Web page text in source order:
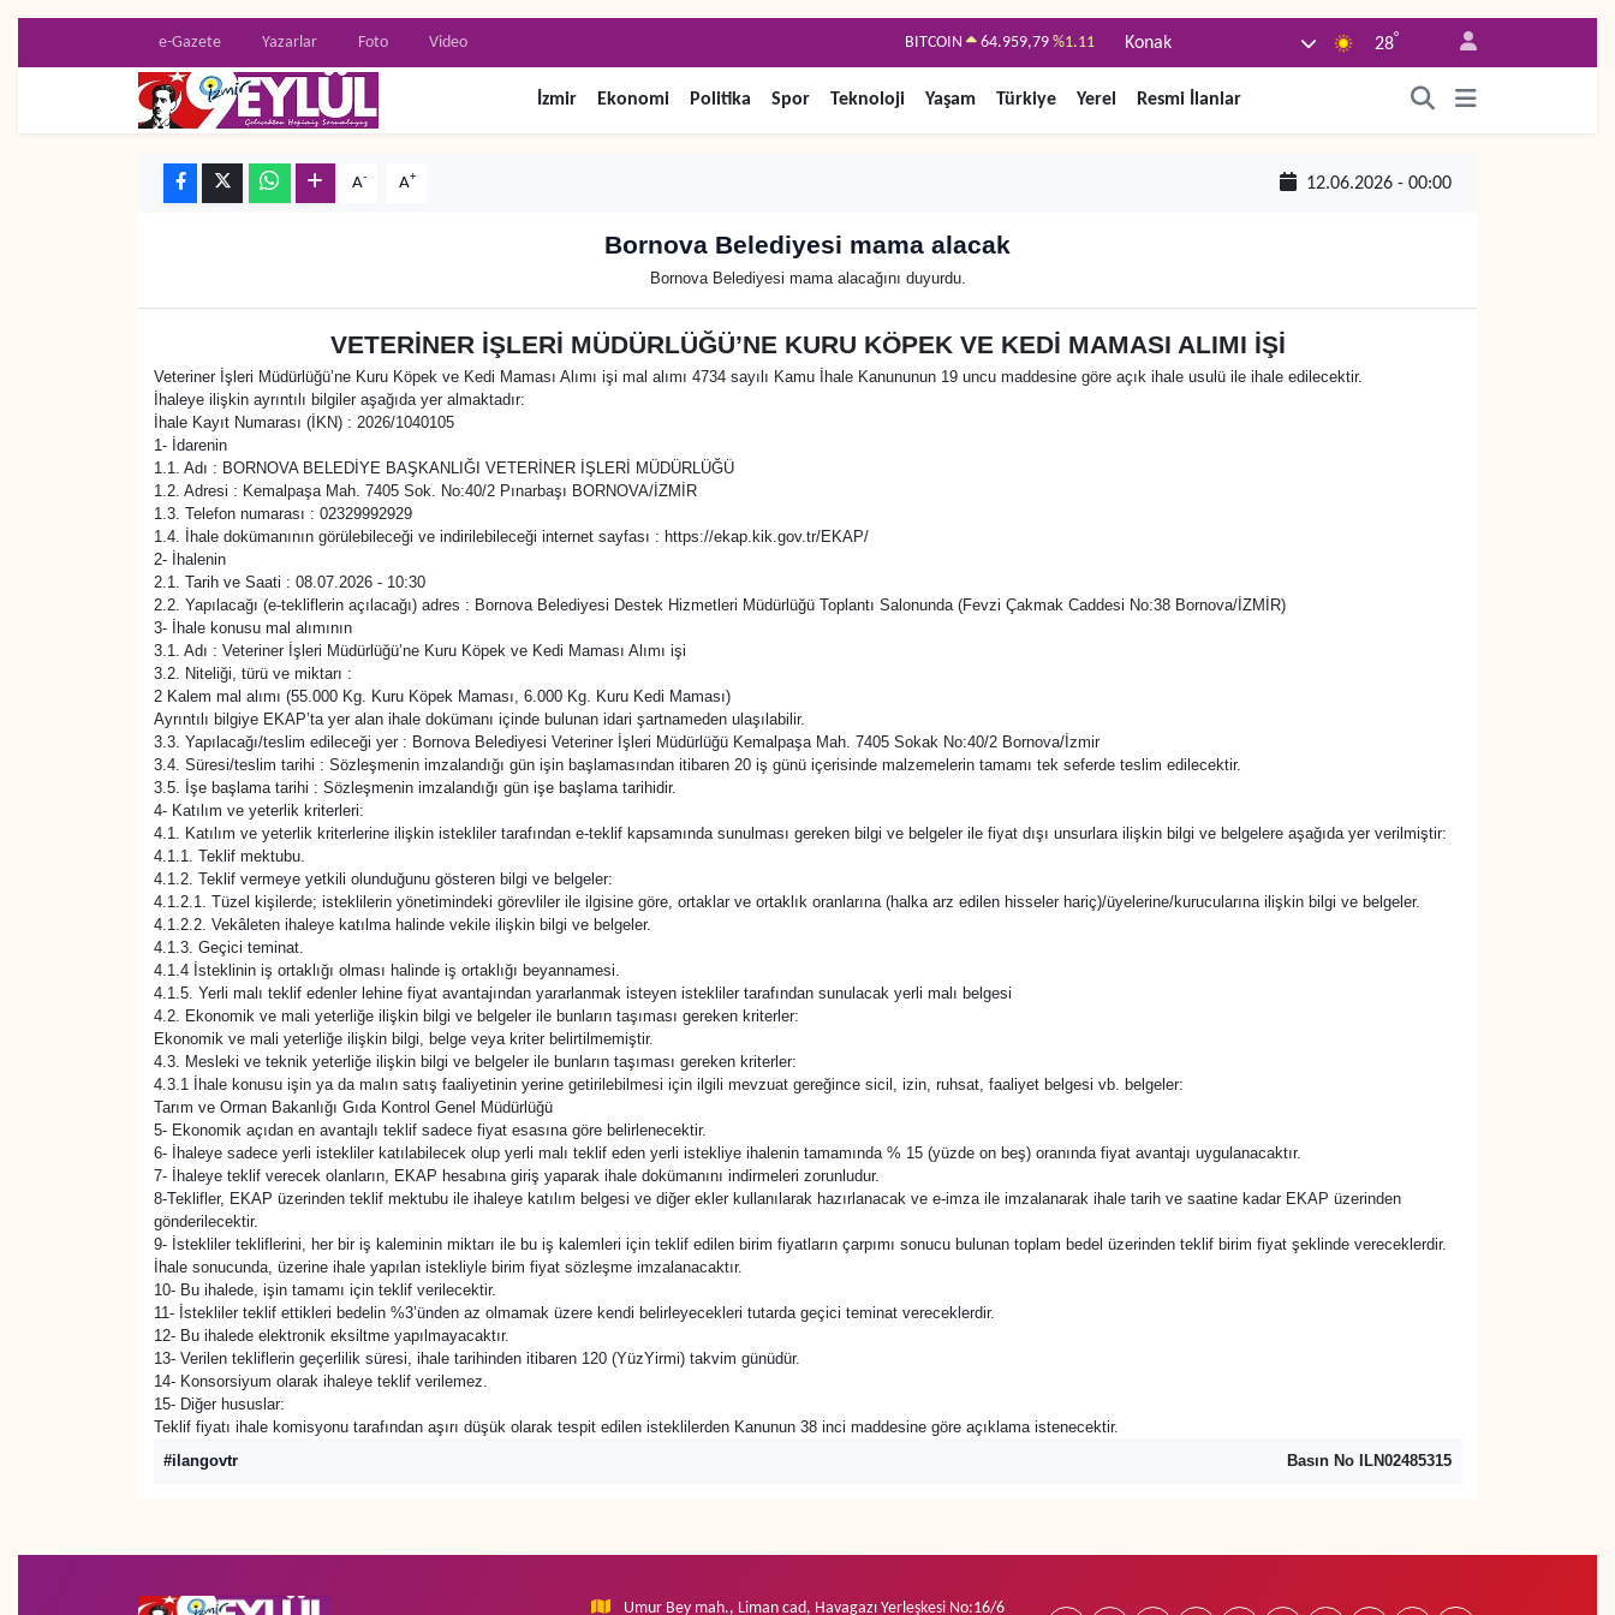
e-Gazete Yazarlar Foto Video BITCOIN 64.959,79 %1.11
BİST100 13.779
Konak 28°
İzmir Ekonomi Politika Spor Teknoloji Yaşam Türkiye Yerel Resmi İlanlar
A- A+ 12.06.2026 - 00:00
Bornova Belediyesi mama alacak
Bornova Belediyesi mama alacağını duyurdu.
VETERİNER İŞLERİ MÜDÜRLÜĞÜ’NE KURU KÖPEK VE KEDİ MAMASI ALIMI İŞİ
Veteriner İşleri Müdürlüğü’ne Kuru Köpek ve Kedi Maması Alımı işi mal alımı 4734 sayılı Kamu İhale Kanununun 19 uncu maddesine göre açık ihale usulü ile ihale edilecektir.
İhaleye ilişkin ayrıntılı bilgiler aşağıda yer almaktadır:
İhale Kayıt Numarası (İKN) : 2026/1040105
1- İdarenin
1.1. Adı : BORNOVA BELEDİYE BAŞKANLIĞI VETERİNER İŞLERİ MÜDÜRLÜĞÜ
1.2. Adresi : Kemalpaşa Mah. 7405 Sok. No:40/2 Pınarbaşı BORNOVA/İZMİR
1.3. Telefon numarası : 02329992929
1.4. İhale dokümanının görülebileceği ve indirilebileceği internet sayfası : https://ekap.kik.gov.tr/EKAP/
2- İhalenin
2.1. Tarih ve Saati : 08.07.2026 - 10:30
2.2. Yapılacağı (e-tekliflerin açılacağı) adres : Bornova Belediyesi Destek Hizmetleri Müdürlüğü Toplantı Salonunda (Fevzi Çakmak Caddesi No:38 Bornova/İZMİR)
3- İhale konusu mal alımının
3.1. Adı : Veteriner İşleri Müdürlüğü’ne Kuru Köpek ve Kedi Maması Alımı işi
3.2. Niteliği, türü ve miktarı :
2 Kalem mal alımı (55.000 Kg. Kuru Köpek Maması, 6.000 Kg. Kuru Kedi Maması)
Ayrıntılı bilgiye EKAP’ta yer alan ihale dokümanı içinde bulunan idari şartnameden ulaşılabilir.
3.3. Yapılacağı/teslim edileceği yer : Bornova Belediyesi Veteriner İşleri Müdürlüğü Kemalpaşa Mah. 7405 Sokak No:40/2 Bornova/İzmir
3.4. Süresi/teslim tarihi : Sözleşmenin imzalandığı gün işin başlamasından itibaren 20 iş günü içerisinde malzemelerin tamamı tek seferde teslim edilecektir.
3.5. İşe başlama tarihi : Sözleşmenin imzalandığı gün işe başlama tarihidir.
4- Katılım ve yeterlik kriterleri:
4.1. Katılım ve yeterlik kriterlerine ilişkin istekliler tarafından e-teklif kapsamında sunulması gereken bilgi ve belgeler ile fiyat dışı unsurlara ilişkin bilgi ve belgelere aşağıda yer verilmiştir:
4.1.1. Teklif mektubu.
4.1.2. Teklif vermeye yetkili olunduğunu gösteren bilgi ve belgeler:
4.1.2.1. Tüzel kişilerde; isteklilerin yönetimindeki görevliler ile ilgisine göre, ortaklar ve ortaklık oranlarına (halka arz edilen hisseler hariç)/üyelerine/kurucularına ilişkin bilgi ve belgeler.
4.1.2.2. Vekâleten ihaleye katılma halinde vekile ilişkin bilgi ve belgeler.
4.1.3. Geçici teminat.
4.1.4 İsteklinin iş ortaklığı olması halinde iş ortaklığı beyannamesi.
4.1.5. Yerli malı teklif edenler lehine fiyat avantajından yararlanmak isteyen istekliler tarafından sunulacak yerli malı belgesi
4.2. Ekonomik ve mali yeterliğe ilişkin bilgi ve belgeler ile bunların taşıması gereken kriterler:
Ekonomik ve mali yeterliğe ilişkin bilgi, belge veya kriter belirtilmemiştir.
4.3. Mesleki ve teknik yeterliğe ilişkin bilgi ve belgeler ile bunların taşıması gereken kriterler:
4.3.1 İhale konusu işin ya da malın satış faaliyetinin yerine getirilebilmesi için ilgili mevzuat gereğince sicil, izin, ruhsat, faaliyet belgesi vb. belgeler:
Tarım ve Orman Bakanlığı Gıda Kontrol Genel Müdürlüğü
5- Ekonomik açıdan en avantajlı teklif sadece fiyat esasına göre belirlenecektir.
6- İhaleye sadece yerli istekliler katılabilecek olup yerli malı teklif eden yerli istekliye ihalenin tamamında % 15 (yüzde on beş) oranında fiyat avantajı uygulanacaktır.
7- İhaleye teklif verecek olanların, EKAP hesabına giriş yaparak ihale dokümanını indirmeleri zorunludur.
8-Teklifler, EKAP üzerinden teklif mektubu ile ihaleye katılım belgesi ve diğer ekler kullanılarak hazırlanacak ve e-imza ile imzalanarak ihale tarih ve saatine kadar EKAP üzerinden
gönderilecektir.
9- İstekliler tekliflerini, her bir iş kaleminin miktarı ile bu iş kalemleri için teklif edilen birim fiyatların çarpımı sonucu bulunan toplam bedel üzerinden teklif birim fiyat şeklinde vereceklerdir.
İhale sonucunda, üzerine ihale yapılan istekliyle birim fiyat sözleşme imzalanacaktır.
10- Bu ihalede, işin tamamı için teklif verilecektir.
11- İstekliler teklif ettikleri bedelin %3’ünden az olmamak üzere kendi belirleyecekleri tutarda geçici teminat vereceklerdir.
12- Bu ihalede elektronik eksiltme yapılmayacaktır.
13- Verilen tekliflerin geçerlilik süresi, ihale tarihinden itibaren 120 (YüzYirmi) takvim günüdür.
14- Konsorsiyum olarak ihaleye teklif verilemez.
15- Diğer hususlar:
Teklif fiyatı ihale komisyonu tarafından aşırı düşük olarak tespit edilen isteklilerden Kanunun 38 inci maddesine göre açıklama istenecektir.
#ilangovtr
Basın No ILN02485315
Umur Bey mah., Liman cad, Havagazı Yerleşkesi No:16/6
Resmi İlanlar
KÜLTÜR SANAT
TEKNOLOJİ
YEREL YÖNETİMLER
Konak Nöbetçi Eczaneler
Son Dakika Haberleri
Haber Arşivi